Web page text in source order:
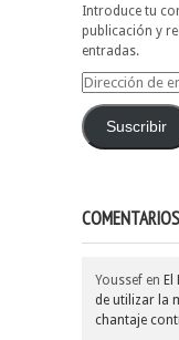
Introduce tu
publicación y
entradas.
Dirección
emailSuscribir
Youssef en El
de utilizar la
chantaje